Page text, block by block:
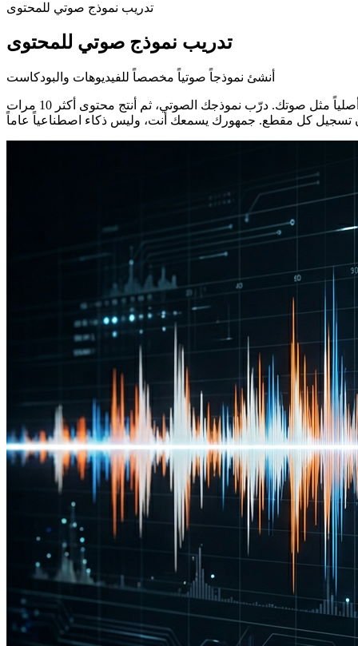
تدريب نموذج صوتي للمحتوى
تدريب نموذج صوتي للمحتوى
أنشئ نموذجاً صوتياً مخصصاً للفيديوهات والبودكاست
صنّاع المحتوى يدرّبون نماذج صوتية لتوسيع الإنتاج. نموذجك الصوتي المخصص يُنتج السرد والتعليقات الصوتية والمحتوى الصوتي الذي يبدو أصلياً مثل صوتك. درّب نموذجك الصوتي، ثم أنتج محتوى أكثر 10 مرات